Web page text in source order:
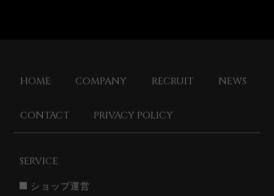
HOME COMPANY RECRUIT NEWS
CONTACT PRIVACY POLICY
SERVICE
ショップ運営